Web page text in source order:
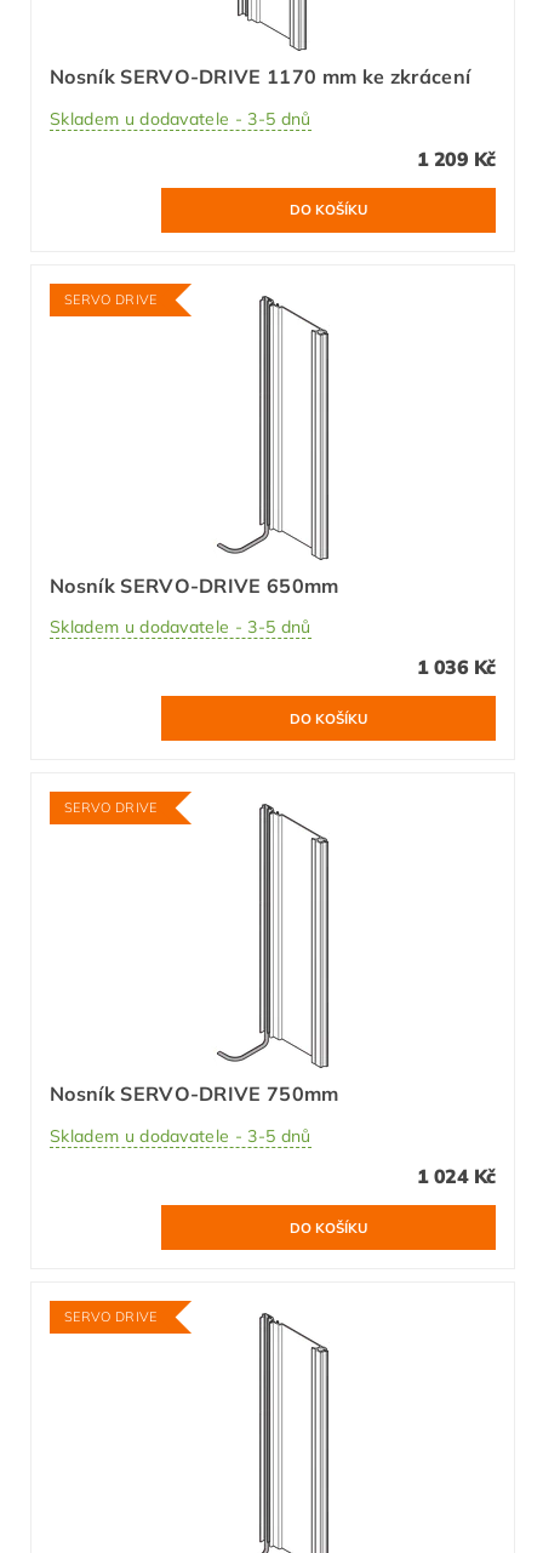
Nosník SERVO-DRIVE 1170 mm ke zkrácení
Skladem u dodavatele - 3-5 dnů
1 209 Kč
SERVO DRIVE
Nosník SERVO-DRIVE 650mm
Skladem u dodavatele - 3-5 dnů
1 036 Kč
SERVO DRIVE
Nosník SERVO-DRIVE 750mm
Skladem u dodavatele - 3-5 dnů
1 024 Kč
SERVO DRIVE